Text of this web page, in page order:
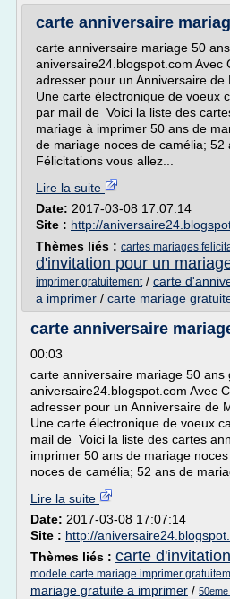
carte anniversaire
carte anniversaire mariage 50
aniversaire24.blogspot.com Avec
adresser pour un Anniversaire
Une carte électronique de voeux
par mail de Voici la liste des
mariage à imprimer 50 ans de
de mariage noces de camélia; 52
Félicitations vous allez...
Lire la suite
Date: 2017-03-08 17:07:14
Site : http://
Thèmes liés : cartes mariages
d'invitation pour un
imprimer gratuitement/ carte
a imprimer / carte mariage
carte anniversaire
00:03
carte anniversaire mariage 50 ans
aniversaire24.blogspot.com Avec
adresser pour un Anniversaire de
Une carte électronique de voeux
mail de Voici la liste des cartes
imprimer 50 ans de mariage
noces de camélia; 52 ans de
Lire la suite
Date: 2017-03-08 17:07:14
Site : http://
Thèmes liés : carte
modele carte mariage imprimer
mariage gratuite a imprimer /